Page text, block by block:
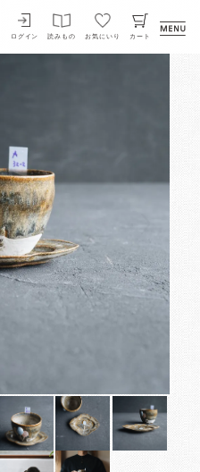
ログイン 読みもの お気にいり カート